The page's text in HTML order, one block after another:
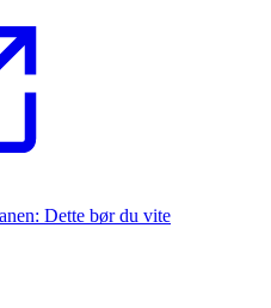
Dette bør du vite